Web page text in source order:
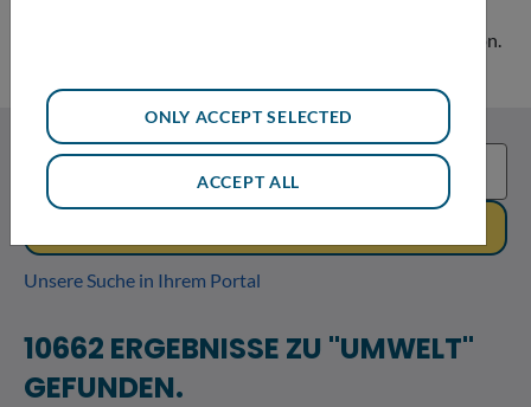
verorteten und zielgenauen Finden relevanter Information.
Unsere Suche in Ihrem Portal
ONLY ACCEPT SELECTED
ACCEPT ALL